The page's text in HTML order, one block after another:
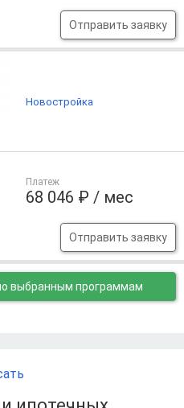
Отправить заявку
Платеж
68 046 ₽ / мес
Отправить заявку
Новостройка
выбранным программам